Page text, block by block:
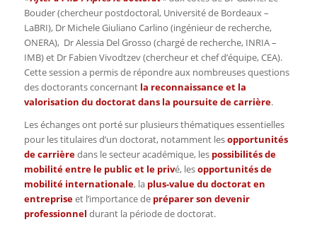
Bouder (chercheur postdoctoral, Université de Bordeaux –
LaBRI), Dr Michele Giuliano Carlino (ingénieur de recherche,
ONERA), Dr Alessia Del Grosso (chargé de recherche, INRIA –
IMB) et Dr Fabien Vivodtzev (chercheur et chef d’équipe, CEA).
Cette session a permis de répondre aux nombreuses questions
des doctorants concernant la reconnaissance et la
valorisation du doctorat dans la poursuite de carrière.
Les échanges ont porté sur plusieurs thématiques essentielles
pour les titulaires d’un doctorat, notamment lesopportunités
de carrièredans le secteur académique, les possibilités de
mobilité entre le public et le privé, lesopportunités de
mobilité internationale, la plus-value du doctorat en
entrepriseet l’importance de préparer son devenir
professionnel durant la période de doctorat.